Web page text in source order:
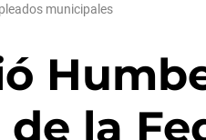
municipales
la